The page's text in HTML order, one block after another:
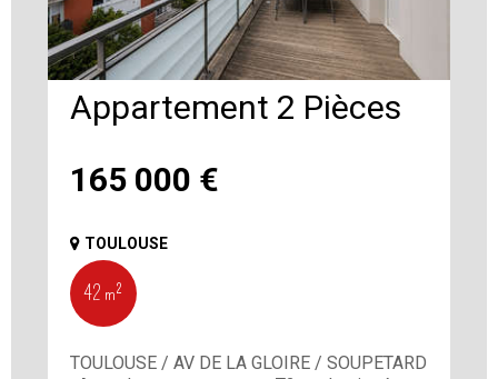
165 000 €
Appartement 2 Pièces
TOULOUSE
42 m²
TOULOUSE / AV DE LA GLOIRE / SOUPETARD